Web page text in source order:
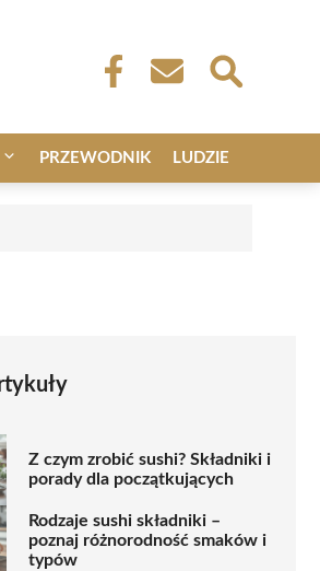
PRZEWODNIK LUDZIE
Z czym zrobić sushi? Składniki i
porady dla początkujących
Rodzaje sushi składniki –
poznaj różnorodność smaków i
typów